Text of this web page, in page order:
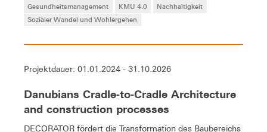
Gesundheitsmanagement
KMU 4.0
Nachhaltigkeit
Sozialer Wandel und Wohlergehen
Projektdauer: 01.01.2024 - 31.10.2026
Danubians Cradle-to-Cradle Architecture
and construction processes
DECORATOR fördert die Transformation des Baubereichs